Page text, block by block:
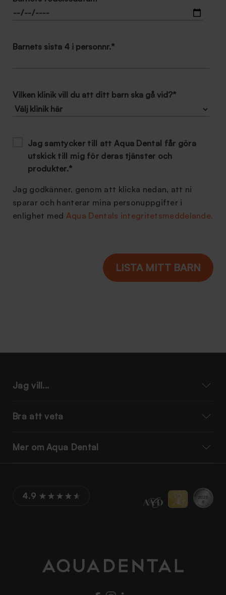
Barnets sista 4 i personnr.*
Vilken klinik vill du att ditt barn ska gå vid?*
Jag samtycker till att Aqua Dental får göra
utskick till mig för deras tjänster och
produkter.*
Jag godkänner, genom att klicka nedan, att ni
sparar och hanterar mina personuppgifter i
enlighet med Aqua Dentals integritetsmeddelande.
Jag vill...
Bra att veta
Mer om Aqua Dental
4.9